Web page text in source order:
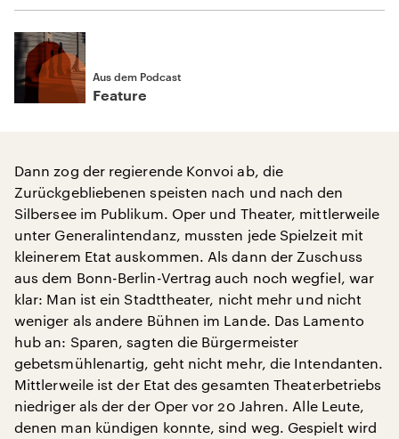
Aus dem Podcast
Feature
Dann zog der regierende Konvoi ab, die
Zurückgebliebenen speisten nach und nach den
Silbersee im Publikum. Oper und Theater, mittlerweile
unter Generalintendanz, mussten jede Spielzeit mit
kleinerem Etat auskommen. Als dann der Zuschuss
aus dem Bonn-Berlin-Vertrag auch noch wegfiel, war
klar: Man ist ein Stadttheater, nicht mehr und nicht
weniger als andere Bühnen im Lande. Das Lamento
hub an: Sparen, sagten die Bürgermeister
gebetsmühlenartig, geht nicht mehr, die Intendanten.
Mittlerweile ist der Etat des gesamten Theaterbetriebs
niedriger als der der Oper vor 20 Jahren. Alle Leute,
denen man kündigen konnte, sind weg. Gespielt wird